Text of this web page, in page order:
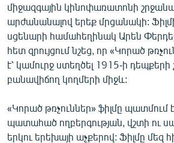
միջազգային կինոփառատոնի
արժանանալով երեք մրցանակի:
սցենարի համահեղինակ Արեն
հետ զրույցում նշեց, որ «Կորած
է՝ կամուրջ ստեղծել 1915-ի դեպքերի
բանավիճող կողմերի միջև:
«Կորած թռչուններ» ֆիլմը
պատահած ողբերգության, վշտի ու
երկու երեխայի աչքերով: Ֆիլմը մեզ